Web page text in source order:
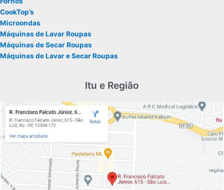
CookTop’s
Microondas
Máquinas de Lavar Roupas
Máquinas de Secar Roupas
Máquinas de Lavar e Secar Roupas
Itu e Região